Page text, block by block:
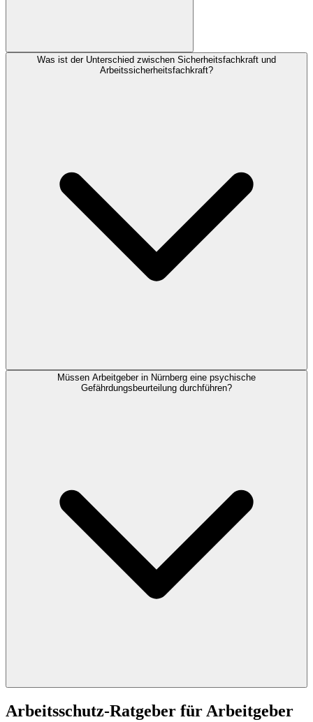
Was ist der Unterschied zwischen Sicherheitsfachkraft und
Müssen Arbeitgeber in Nürnberg eine psychische
Arbeitsschutz-Ratgeber für Arbeitgeber